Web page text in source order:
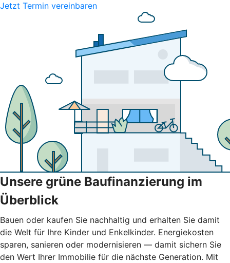
Jetzt Termin vereinbaren
Unsere grüne Baufinanzierung im
Überblick
Bauen oder kaufen Sie nachhaltig und erhalten Sie damit
die Welt für Ihre Kinder und Enkelkinder. Energiekosten
sparen, sanieren oder modernisieren — damit sichern Sie
den Wert Ihrer Immobilie für die nächste Generation. Mit